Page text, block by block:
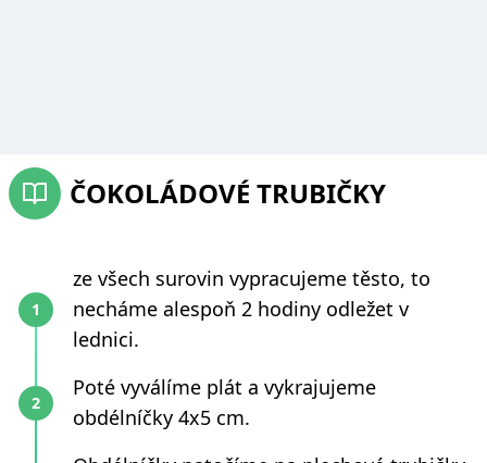
ČOKOLÁDOVÉ TRUBIČKY
ze všech surovin vypracujeme těsto, to
necháme alespoň 2 hodiny odležet v
lednici.
Poté vyválíme plát a vykrajujeme
obdélníčky 4x5 cm.